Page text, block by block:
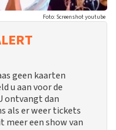
Foto: Screenshot youtube
geen kaarten
u aan voor de
ontvangt dan
als er weer tickets
meer een show van